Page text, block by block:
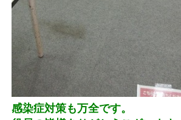
感染症対策も万全です。